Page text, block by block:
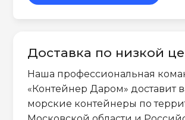
Доставка по низкой
Наша профессиональная
«Контейнер Даром» доставит
морские контейнеры по